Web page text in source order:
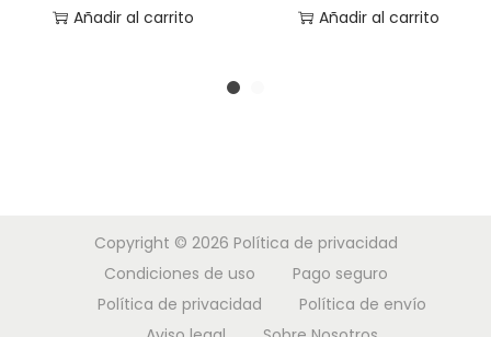
Añadir al carrito
Añadir al carrito
Copyright © 2026 Política de privacidad
Condiciones de uso
Pago seguro
Política de privacidad
Política de envío